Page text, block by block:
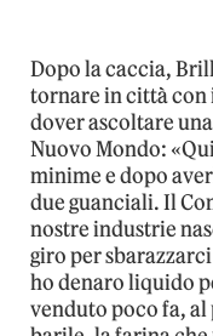
Dopo la caccia,
tornare in città con
dover ascoltare
Nuovo Mondo:
minime e dopo
due guanciali. Il
nostre industrie
giro per
ho denaro liquido
venduto poco fa,